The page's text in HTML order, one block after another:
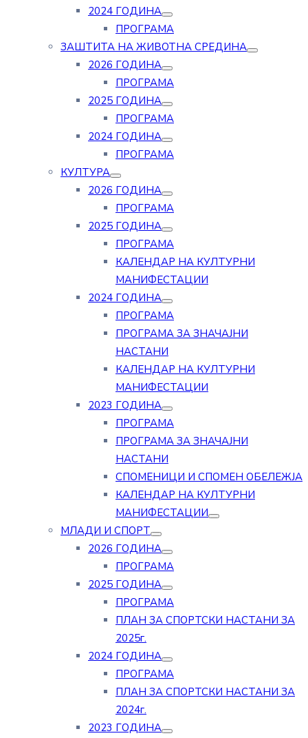
2024 ГОДИНА
ПРОГРАМА
ЗАШТИТА НА ЖИВОТНА СРЕДИНА
2026 ГОДИНА
ПРОГРАМА
2025 ГОДИНА
ПРОГРАМА
2024 ГОДИНА
ПРОГРАМА
КУЛТУРА
2026 ГОДИНА
ПРОГРАМА
2025 ГОДИНА
ПРОГРАМА
КАЛЕНДАР НА КУЛТУРНИ
МАНИФЕСТАЦИИ
2024 ГОДИНА
ПРОГРАМА
ПРОГРАМА ЗА ЗНАЧАЈНИ
НАСТАНИ
КАЛЕНДАР НА КУЛТУРНИ
МАНИФЕСТАЦИИ
2023 ГОДИНА
ПРОГРАМА
ПРОГРАМА ЗА ЗНАЧАЈНИ
НАСТАНИ
СПОМЕНИЦИ И СПОМЕН ОБЕЛЕЖЈА
КАЛЕНДАР НА КУЛТУРНИ
МАНИФЕСТАЦИИ
МЛАДИ И СПОРТ
2026 ГОДИНА
ПРОГРАМА
2025 ГОДИНА
ПРОГРАМА
ПЛАН ЗА СПОРТСКИ НАСТАНИ ЗА
2025г.
2024 ГОДИНА
ПРОГРАМА
ПЛАН ЗА СПОРТСКИ НАСТАНИ ЗА
2024г.
2023 ГОДИНА